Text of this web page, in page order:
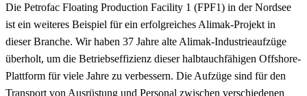
Die Petrofac Floating Production Facility 1 (FPF1) in der Nordsee
ist ein weiteres Beispiel für ein erfolgreiches Alimak-Projekt in
dieser Branche. Wir haben 37 Jahre alte Alimak-Industrieaufzüge
überholt, um die Betriebseffizienz dieser halbtauchfähigen Offshore-
Plattform für viele Jahre zu verbessern. Die Aufzüge sind für den
Transport von Ausrüstung und Personal zwischen verschiedenen